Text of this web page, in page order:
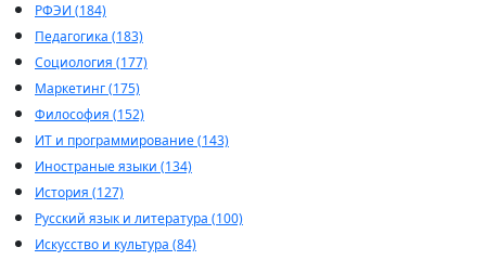
РФЭИ (184)
Педагогика (183)
Социология (177)
Маркетинг (175)
Философия (152)
ИТ и программирование (143)
Иностраные языки (134)
История (127)
Русский язык и литература (100)
Искусство и культура (84)